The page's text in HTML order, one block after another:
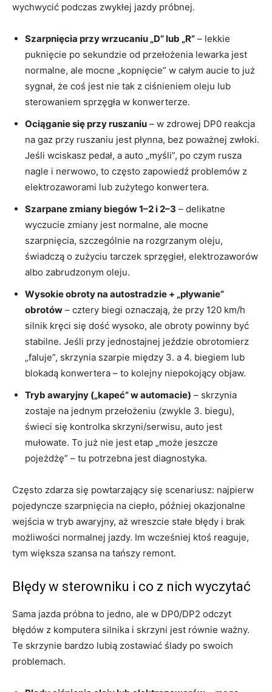
wychwycić podczas zwykłej jazdy próbnej.
Szarpnięcia przy wrzucaniu „D” lub „R” – lekkie
puknięcie po sekundzie od przełożenia lewarka jest
normalne, ale mocne „kopnięcie” w całym aucie to już
sygnał, że coś jest nie tak z ciśnieniem oleju lub
sterowaniem sprzęgła w konwerterze.
Ociąganie się przy ruszaniu – w zdrowej DP0 reakcja
na gaz przy ruszaniu jest płynna, bez poważnej zwłoki.
Jeśli wciskasz pedał, a auto „myśli”, po czym rusza
nagle i nerwowo, to często zapowiedź problemów z
elektrozaworami lub zużytego konwertera.
Szarpane zmiany biegów 1–2 i 2–3 – delikatne
wyczucie zmiany jest normalne, ale mocne
szarpnięcia, szczególnie na rozgrzanym oleju,
świadczą o zużyciu tarczek sprzęgieł, elektrozaworów
albo zabrudzonym oleju.
Wysokie obroty na autostradzie + „pływanie”
obrotów – cztery biegi oznaczają, że przy 120 km/h
silnik kręci się dość wysoko, ale obroty powinny być
stabilne. Jeśli przy jednostajnej jeździe obrotomierz
„faluje”, skrzynia szarpie między 3. a 4. biegiem lub
blokadą konwertera – to kolejny niepokojący objaw.
Tryb awaryjny („kapeć” w automacie) – skrzynia
zostaje na jednym przełożeniu (zwykle 3. biegu),
świeci się kontrolka skrzyni/serwisu, auto jest
mułowate. To już nie jest etap „może jeszcze
pojeżdżę” – tu potrzebna jest diagnostyka.
Często zdarza się powtarzający się scenariusz: najpierw
pojedyncze szarpnięcia na ciepło, później okazjonalne
wejścia w tryb awaryjny, aż wreszcie stałe błędy i brak
możliwości normalnej jazdy. Im wcześniej ktoś reaguje,
tym większa szansa na tańszy remont.
Błędy w sterowniku i co z nich wyczytać
Sama jazda próbna to jedno, ale w DP0/DP2 odczyt
błędów z komputera silnika i skrzyni jest równie ważny.
Te skrzynie bardzo lubią zostawiać ślady po swoich
problemach.